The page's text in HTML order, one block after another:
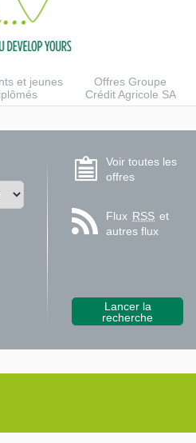
et jeunes
Offres Groupe
Crédit Agricole SA
Voir toutes les
offres
Flux RSS et
autres flux